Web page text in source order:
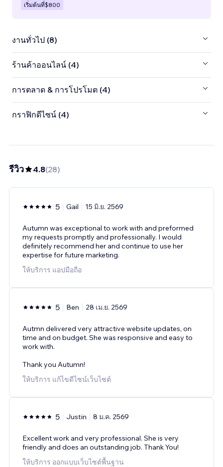
เริ่มต้นที่$800
งานทั่วไป (8)
ร้านค้าออนไลน์ (4)
การตลาด & การโปรโมต (4)
กราฟิกดีไซน์ (4)
รีวิว 4.8(28)
5 Gail 15 มิ.ย. 2569
Autumn was exceptional to work with and preformed
my requests promptly and professionally. I would
definitely recommend her and continue to use her
expertise for future marketing.
ให้บริการ แอปมือถือ
5 Ben 28 เม.ย. 2569
Autmn delivered very attractive website updates, on
time and on budget. She was responsive and easy to
work with.
Thank you Autumn!
ให้บริการ แก้ไขดีไซน์เว็บไซต์
5 Justin 8 ม.ค. 2569
Excellent work and very professional. She is very
friendly and does an outstanding job. Thank You!
ให้บริการ ออกแบบเว็บไซต์พื้นฐาน